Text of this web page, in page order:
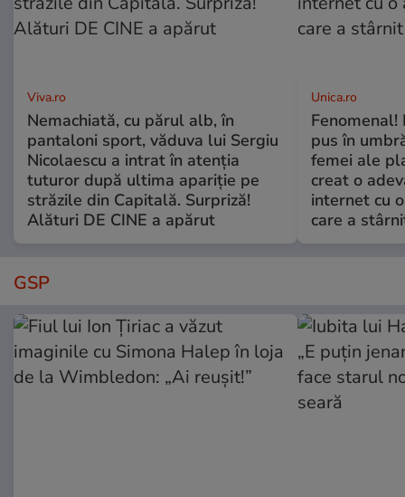
Viva.ro
Nemachiată, cu părul alb, în
pantaloni sport, văduva lui Sergiu
Nicolaescu a intrat în atenția
tuturor după ultima apariție pe
străzile din Capitală. Surpriză!
Alături DE CINE a apărut
Unica.ro
pus în
femei ale
creat o
internet cu
care a
GSP